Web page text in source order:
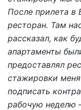
После прилета в
ресторан. Там
рассказал, как
апартаменты
предоставлял
стажировки
подписать
рабочую неделю